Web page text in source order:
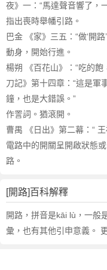
夜》一：“馬達聲音響了，
指出喪時舉幡引路。
巴金 《家》三五：“做‘開
動身，開始行進。
楊朔 《百花山》：“吃的
刀記》第十四章：“這是軍
鐘，也是大錯誤。”
作詈詞。猶滾開。
曹禺 《日出》第二幕：“ 王
電路中的開關呈開啟狀態
路。
[開路]百科解釋
開路，拼音是kāi lù，一般
彙，也有其他引申意義。